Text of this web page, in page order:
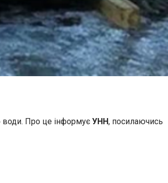
води. Про це інформує УНН, посилаючись